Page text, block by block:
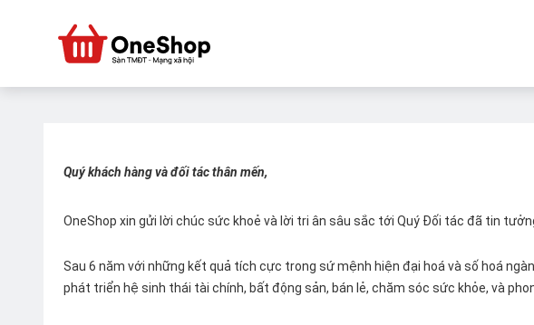
Quý khách hàng và đối tác thân mến,
OneShop xin gửi lời chúc sức khoẻ và lời tri ân sâu sắc tới Quý Đối tác đã tin
Sau 6 năm với những kết quả tích cực trong sứ mệnh hiện đại hoá và số hoá
phát triển hệ sinh thái tài chính, bất động sản, bán lẻ, chăm sóc sức khỏe, và